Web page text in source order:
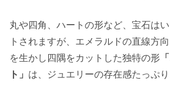
丸や四角、ハートの形など、宝石は
トされますが、エメラルドの直線方
を生かし四隅をカットした独特の形
ト」 は、ジュエリーの存在感たっぷり